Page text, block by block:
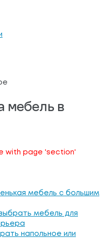
мебель в
with page 'section'
мебель с большим
мебель для
напольное или